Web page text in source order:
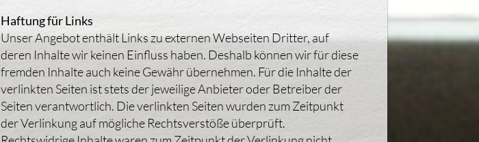
Haftung für Links
Unser Angebot enthält Links zu externen Webseiten Dritter, auf
deren Inhalte wir keinen Einfluss haben. Deshalb können wir für diese
fremden Inhalte auch keine Gewähr übernehmen. Für die Inhalte der
verlinkten Seiten ist stets der jeweilige Anbieter oder Betreiber der
Seiten verantwortlich. Die verlinkten Seiten wurden zum Zeitpunkt
der Verlinkung auf mögliche Rechtsverstöße überprüft.